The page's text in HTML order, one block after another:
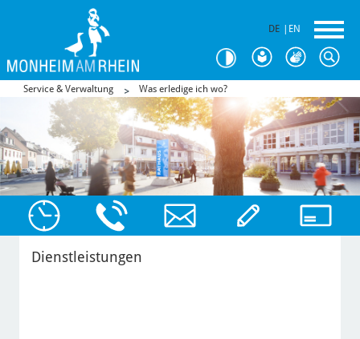
DE EN
Service & Verwaltung Was erledige ich wo?
Dienstleistungen